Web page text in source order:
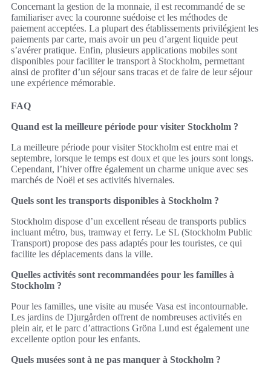
Concernant la gestion de la monnaie, il est recommandé de se
familiariser avec la couronne suédoise et les méthodes de
paiement acceptées. La plupart des établissements privilégient les
paiements par carte, mais avoir un peu d’argent liquide peut
s’avérer pratique. Enfin, plusieurs applications mobiles sont
disponibles pour faciliter le transport à Stockholm, permettant
ainsi de profiter d’un séjour sans tracas et de faire de leur séjour
une expérience mémorable.
FAQ
Quand est la meilleure période pour visiter Stockholm ?
La meilleure période pour visiter Stockholm est entre mai et
septembre, lorsque le temps est doux et que les jours sont longs.
Cependant, l’hiver offre également un charme unique avec ses
marchés de Noël et ses activités hivernales.
Quels sont les transports disponibles à Stockholm ?
Stockholm dispose d’un excellent réseau de transports publics
incluant métro, bus, tramway et ferry. Le SL (Stockholm Public
Transport) propose des pass adaptés pour les touristes, ce qui
facilite les déplacements dans la ville.
Quelles activités sont recommandées pour les familles à
Stockholm ?
Pour les familles, une visite au musée Vasa est incontournable.
Les jardins de Djurgården offrent de nombreuses activités en
plein air, et le parc d’attractions Gröna Lund est également une
excellente option pour les enfants.
Quels musées sont à ne pas manquer à Stockholm ?